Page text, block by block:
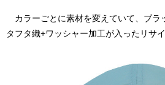
カラーごとに素材を変えていて、ブラ
タフタ織+ワッシャー加工が入ったリサ